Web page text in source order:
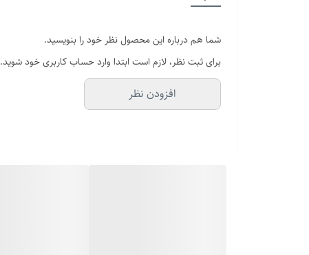
شما هم درباره این محصول نظر خود را بنویسید.
برای ثبت نظر، لازم است ابتدا وارد حساب کاربری خود شوید.
افزودن نظر